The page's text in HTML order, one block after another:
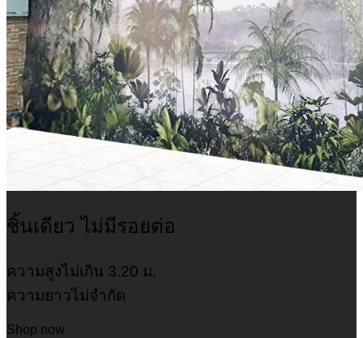
ชิ้นเดียว ไม่มีรอยต่อ
ความสูงไม่เกิน 3.20 ม.
ความยาวไม่จำกัด
Shop now